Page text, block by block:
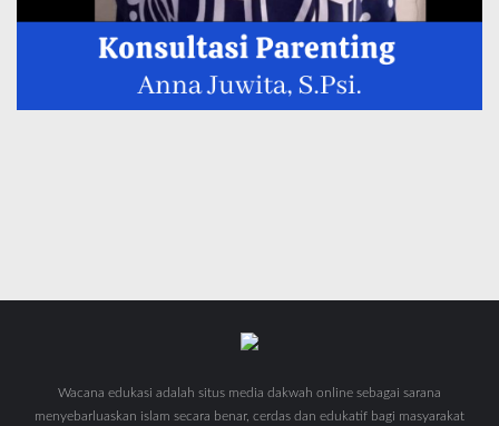
Wacana edukasi adalah situs media dakwah online sebagai sarana
menyebarluaskan islam secara benar, cerdas dan edukatif bagi masyarakat